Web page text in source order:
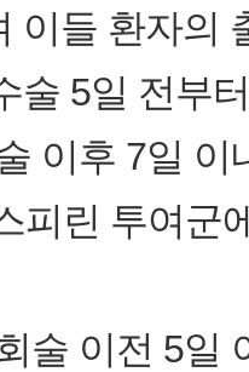
이들 환자의
술 5일 전부
이후 7일
피린 투여군
술 이전 5일